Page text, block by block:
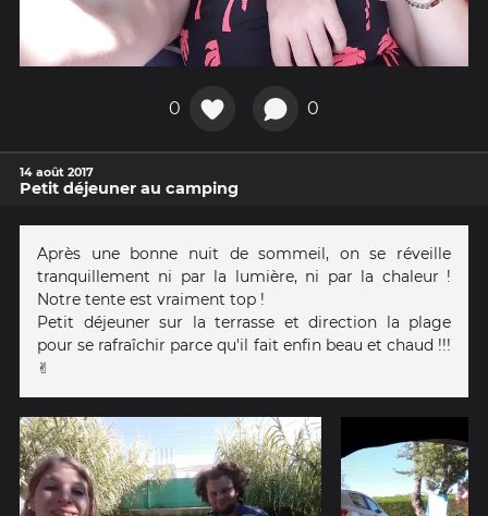
0 0
14 août 2017
Petit déjeuner au camping
Après une bonne nuit de sommeil, on se réveille
tranquillement ni par la lumière, ni par la chaleur !
Notre tente est vraiment top !
Petit déjeuner sur la terrasse et direction la plage
pour se rafraîchir parce qu'il fait enfin beau et chaud !!!
✌